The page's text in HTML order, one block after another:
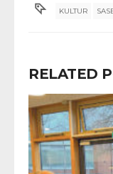
KULTUR
RELATED